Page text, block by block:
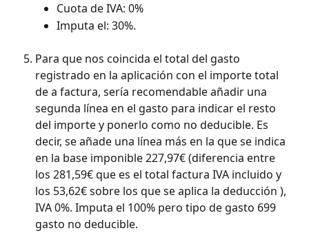
Cuota de IVA: 0%
Imputa el: 30%.
Para que nos coincida el total del gasto
registrado en la aplicación con el importe total
de a factura, sería recomendable añadir una
segunda línea en el gasto para indicar el resto
del importe y ponerlo como no deducible. Es
decir, se añade una línea más en la que se indica
en la base imponible 227,97€ (diferencia entre
los 281,59€ que es el total factura IVA incluido y
los 53,62€ sobre los que se aplica la deducción ),
IVA 0%. Imputa el 100% pero tipo de gasto 699
gasto no deducible.